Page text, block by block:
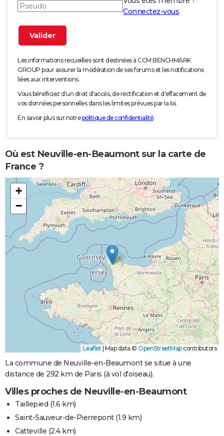
Connectez-vous
Les informations recueillies sont destinées à CCM BENCHMARK
GROUP pour assurer la modération de ses forums et les notifications
liées aux interventions.
Vous bénéficiez d'un droit d'accès, de rectification et d'effacement de
vos données personnelles dans les limites prévues par la loi.
En savoir plus sur notrepolitique de confidentialité.
Où est Neuville-en-Beaumont sur la carte de
France ?
+
−
Leaflet Map data © OpenStreetMapcontributors
La commune de Neuville-en-Beaumont se situe à une
distance de 292 km de Paris (à vol d'oiseau).
Villes proches de Neuville-en-Beaumont
Taillepied (1.6 km)
Saint-Sauveur-de-Pierrepont(1.9 km)
Catteville (2.4 km)